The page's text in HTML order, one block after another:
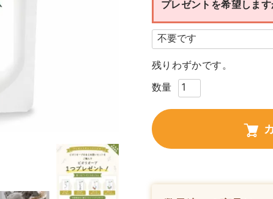
プレゼントを希望しま
残りわずかです。